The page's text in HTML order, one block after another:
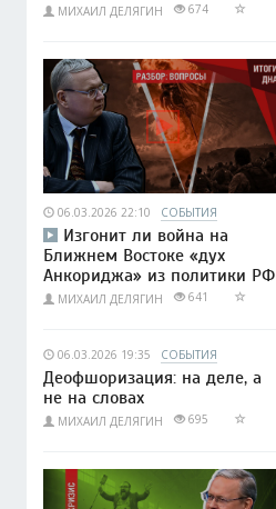
МИХАИЛ ДЕЛЯГИН 674
06.03.2026 22:10 СОБЫТИЯ
Изгонит ли война на
Ближнем Востоке «дух
Анкориджа» из политики РФ
МИХАИЛ ДЕЛЯГИН 641
06.03.2026 19:35 СОБЫТИЯ
Деофшоризация: на деле, а
не на словах
МИХАИЛ ДЕЛЯГИН 695